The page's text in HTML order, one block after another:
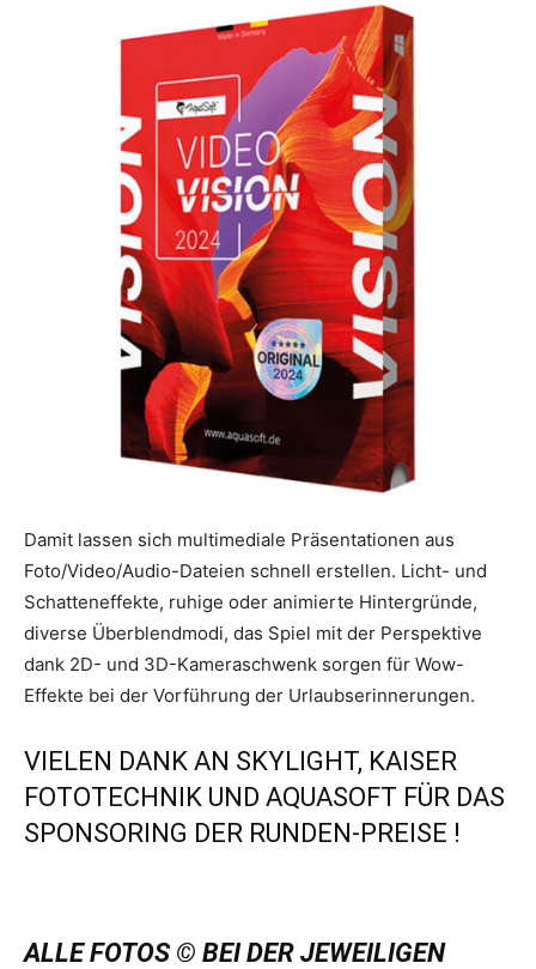
Damit lassen sich multimediale Präsentationen aus
Foto/Video/Audio-Dateien schnell erstellen. Licht- und
Schatteneffekte, ruhige oder animierte Hintergründe,
diverse Überblendmodi, das Spiel mit der Perspektive
dank 2D- und 3D-Kameraschwenk sorgen für Wow-
Effekte bei der Vorführung der Urlaubserinnerungen.
VIELEN DANK AN SKYLIGHT, KAISER
FOTOTECHNIK UND AQUASOFT FÜR DAS
SPONSORING DER RUNDEN-PREISE !
ALLE FOTOS © BEI DER JEWEILIGEN